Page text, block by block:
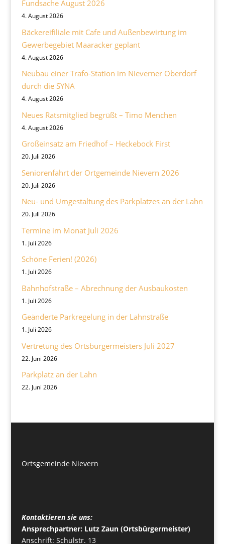
Fundsache August 2026
4. August 2026
Bäckereifiliale mit Cafe und Außenbewirtung im
Gewerbegebiet Maaracker geplant
4. August 2026
Neubau einer Trafo-Station im Nieverner Oberdorf
durch die SYNA
4. August 2026
Neues Ratsmitglied begrüßt – Timo Menchen
4. August 2026
Großeinsatz am Friedhof – Heckebock First
20. Juli 2026
Seniorenfahrt der Ortgemeinde Nievern 2026
20. Juli 2026
Neu- und Umgestaltung des Parkplatzes an der Lahn
20. Juli 2026
Termine im Monat Juli 2026
1. Juli 2026
Schöne Ferien! (2026)
1. Juli 2026
Bahnhofstraße – Abrechnung der Ausbaukosten
1. Juli 2026
Geänderte Parkregelung in der Lahnstraße
1. Juli 2026
Vertretung des Ortsbürgermeisters Juli 2027
22. Juni 2026
Parkplatz an der Lahn
22. Juni 2026
Ortsgemeinde Nievern
Kontaktieren sie uns:
Ansprechpartner: Lutz Zaun (Ortsbürgermeister)
Anschrift: Schulstr. 13